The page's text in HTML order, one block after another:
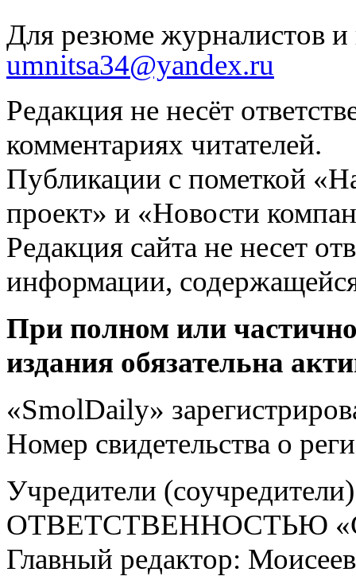
Для резюме журналистов и
umnitsa34@yandex.ru
Редакция не несёт
комментариях читателей.
Публикации с пометкой
проект» и «Новости
Редакция сайта не несет
информации,
При полном или
издания обязательна
«SmolDaily»
Номер свидетельства о
Учредители
ОТВЕТСТВЕННОСТЬЮ
Главный редактор: